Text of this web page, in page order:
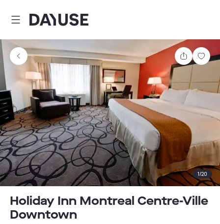
Dayuse
Teilen
1/20
Holiday Inn Montreal Centre-Ville
Downtown